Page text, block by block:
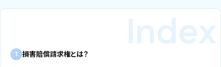
1 損害賠償請求権とは？